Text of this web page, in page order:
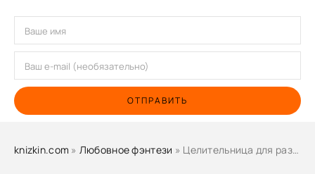
ОТПРАВИТЬ
knizkin.com » Любовное фэнтези » Целительница для разбитого сердца - Герр Ольга